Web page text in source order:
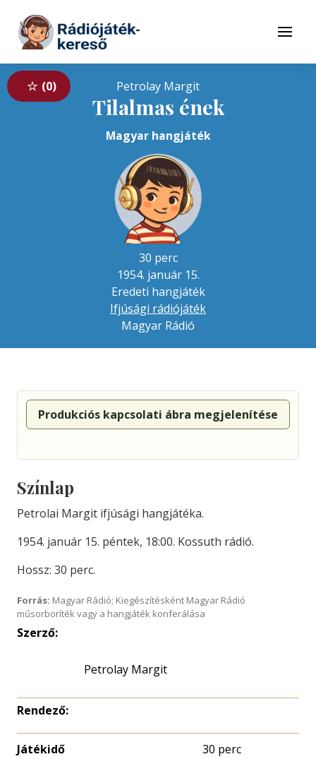
Tovább a tartalomhoz
Menü
0 Petrolay Margit
Tilalmas ének
Magyar hangjáték
30 perc
1954. január 15.
Eredeti hangjáték
Ifjúsági rádiójáték
Magyar Rádió
Produkciós kapcsolati ábra megjelenítése
Színlap
Petrolai Margit ifjúsági hangjátéka.
1954. január 15. péntek, 18:00. Kossuth rádió.
Hossz: 30 perc.
Forrás: Magyar Rádió; Kiegészítésként Magyar Rádió
műsorboríték vagy a hangjáték konferálása
Szerző:
Petrolay Margit
Rendező:
Játékidő 30 perc